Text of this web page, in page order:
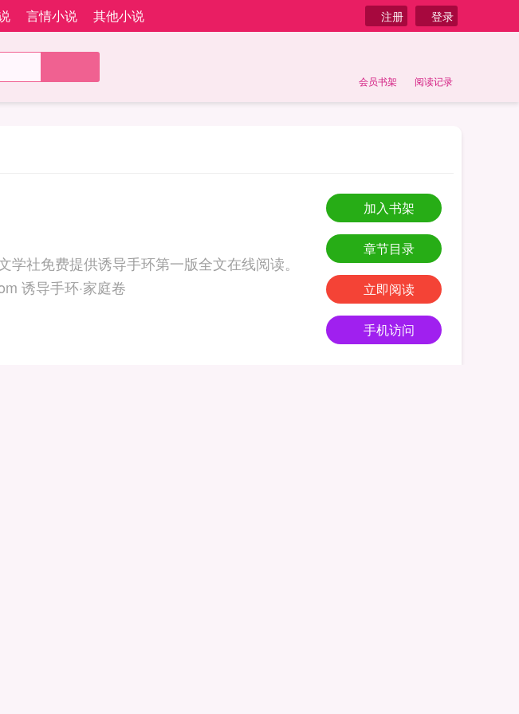
言情小说 其他小说 登录
注册
阅读记录
会员书架
社免费提供诱导手环第一版全文在线阅读。
三秒记住本站：奇点文学社 网址：www.qdwxs.com 诱导手环·家庭卷
加入书架
章节目录
立即阅读
手机访问